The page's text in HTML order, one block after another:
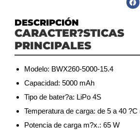
DESCRIPCIÓN
CARACTER?STICAS
PRINCIPALES
Modelo: BWX260-5000-15.4
Capacidad: 5000 mAh
Tipo de bater?a: LiPo 4S
Temperatura de carga: de 5 a 40 ?C
Potencia de carga m?x.: 65 W